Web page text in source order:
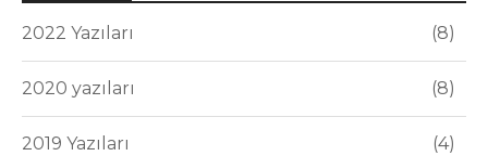
2022 Yazıları 8
2020 yazıları 8
2019 Yazıları 4